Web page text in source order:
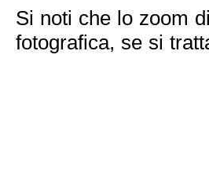
Si noti che lo zoom
fotografica, se si